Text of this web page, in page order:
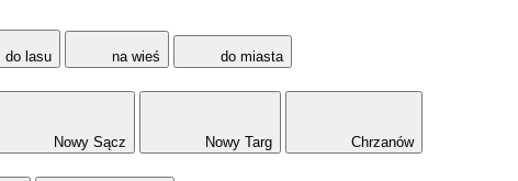
do lasu na wieś
do miasta
Nowy Sącz Nowy Targ
Chrzanów